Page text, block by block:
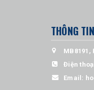
THÔNG
MB8191,
Điện
Email: